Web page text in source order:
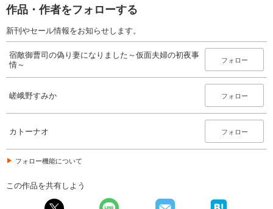
作品・作者をフォローする
新刊やセール情報をお知らせします。
宿敵御曹司の偽り妻になりました～仮面夫婦の初夜事
情～
フォロー
嵯峨野すみか フォロー
カトーナオ フォロー
フォロー機能について
この作品を共有しよう